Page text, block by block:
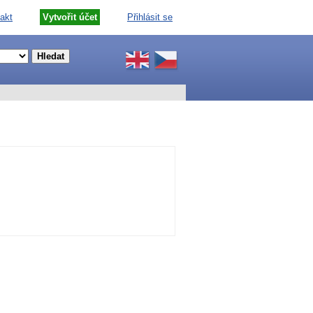
Vytvořit účet Přihlásit se